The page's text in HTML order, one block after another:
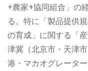
+農家+協同組合」の
る。特に「製品提供
の育成」に関する「
津冀（北京市・天津
港・マカオグレータ